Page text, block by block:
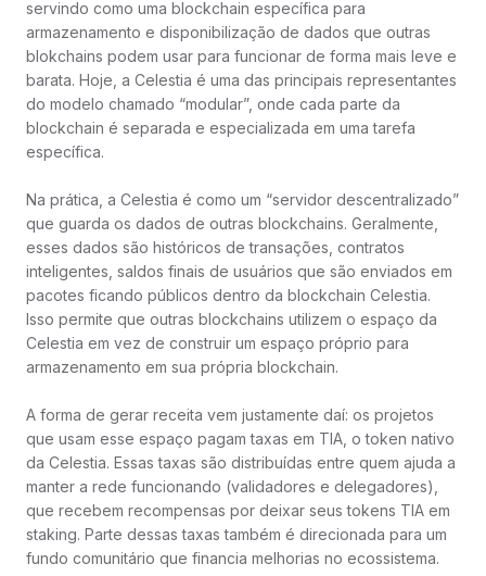
servindo como uma blockchain específica para
armazenamento e disponibilização de dados que outras
blokchains podem usar para funcionar de forma mais leve e
barata. Hoje, a Celestia é uma das principais representantes
do modelo chamado “modular”, onde cada parte da
blockchain é separada e especializada em uma tarefa
específica.
Na prática, a Celestia é como um “servidor descentralizado”
que guarda os dados de outras blockchains. Geralmente,
esses dados são históricos de transações, contratos
inteligentes, saldos finais de usuários que são enviados em
pacotes ficando públicos dentro da blockchain Celestia.
Isso permite que outras blockchains utilizem o espaço da
Celestia em vez de construir um espaço próprio para
armazenamento em sua própria blockchain.
A forma de gerar receita vem justamente daí: os projetos
que usam esse espaço pagam taxas em TIA, o token nativo
da Celestia. Essas taxas são distribuídas entre quem ajuda a
manter a rede funcionando (validadores e delegadores),
que recebem recompensas por deixar seus tokens TIA em
staking. Parte dessas taxas também é direcionada para um
fundo comunitário que financia melhorias no ecossistema.